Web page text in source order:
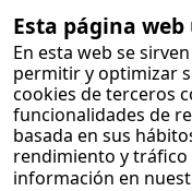
Esta página
En esta web se
permitir y optimizar
cookies de terceros
funcionalidades de
basada en sus
rendimiento y tráfico
información en